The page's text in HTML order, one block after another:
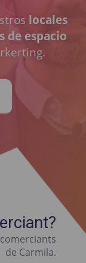
locales
de espacio
de Carmila.